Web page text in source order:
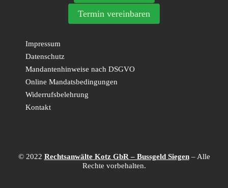
Termin vereinbaren
Impressum
Datenschutz
Mandantenhinweise nach DSGVO
Online Mandatsbedingungen
Widerrufsbelehrung
Kontakt
© 2022 Rechtsanwälte Kotz GbR – Bussgeld Siegen– Alle
Rechte vorbehalten.